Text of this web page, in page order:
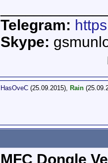
Telegram:
Skype:
HasOveC (25.09.2015), Rain
MFC Dongle